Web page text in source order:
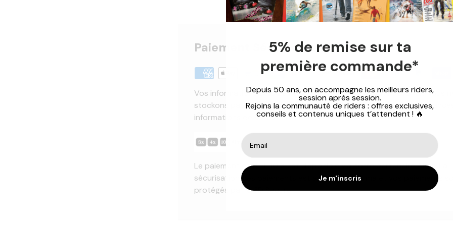
Paiement Sécurisé
Vos informations de paiement sont traitées en toute sécurité. Nous
stockons pas les détails de votre carte de crédit et n'avons pas
informations de votre carte de crédit.
Le paiement en 3, 4, 10 X est disponible via notre partenaire Alma. La
sécurisation des paiements est assurée par Alma et vos paiements
protégés par le 3D Secure.
5% de remise sur ta
première commande*
Depuis 50 ans, on accompagne les meilleurs riders,
session après session.
Rejoins la communauté de riders : offres exclusives,
conseils et contenus uniques t’attendent ! 🔥
Je m'inscris